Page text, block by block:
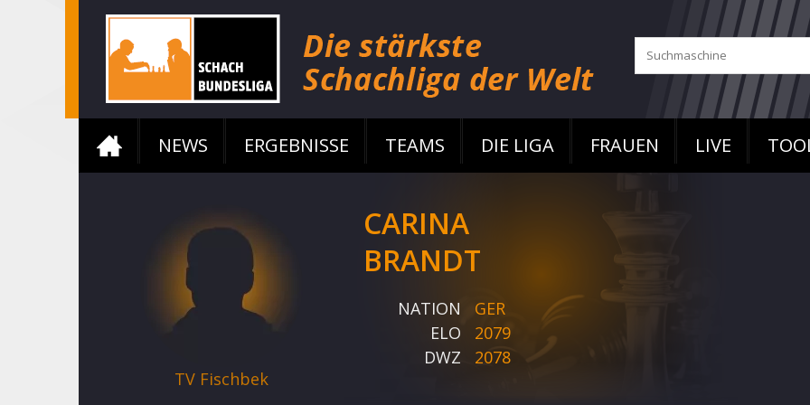
NEWS ERGEBNISSE TEAMS DIE LIGA FRAUEN LIVE
TV Fischbek
CARINA
BRANDT
NATION
GER
ELO
2079
DWZ
2078